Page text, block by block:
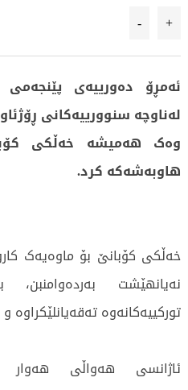
+
-
ئەمڕۆ دەورییەی
لەناوچە سنوورییەکانی
وەک هەمیشە خەڵكی
هاوبەشەکە کرد.
خەڵکی کۆبانێ بۆ ماوەیەک
نەیانهێشت بەردەوامنبن،
تورکییەکانەوە تەقەیانلێکراوە و ٤ هاوڵاتی برینداربوون.
ئاژانسی هەواڵی هەوار